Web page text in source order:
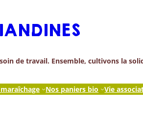
de travail. Ensemble, cultivons la
Nos paniers bio Vie